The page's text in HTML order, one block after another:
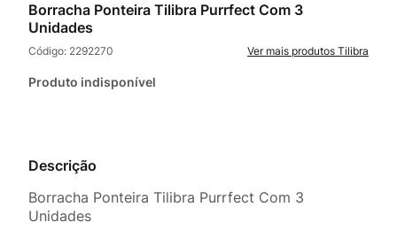
Borracha Ponteira Tilibra Purrfect Com 3
Unidades
Código: 2292270 Tilibra
Produto indisponível
Descrição
Borracha Ponteira Tilibra Purrfect Com 3
Unidades